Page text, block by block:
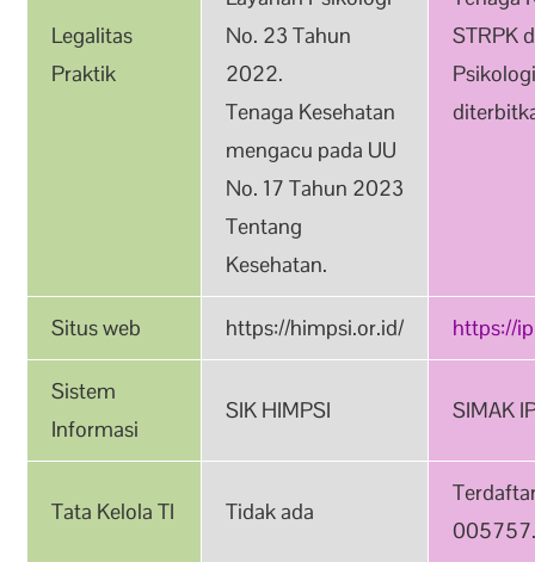
Legalitas
Praktik
No. 23 Tahun
2022.
Tenaga Kesehatan
mengacu pada UU
No. 17 Tahun 2023
Tentang
Kesehatan.
STRPK
Situs web https://himpsi.or.id/ https://
Sistem
Informasi
SIK HIMPSI SIMAK
Tata Kelola TI Tidak ada